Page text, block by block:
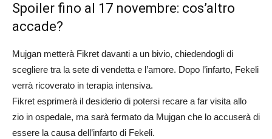
Spoiler fino al 17 novembre: cos’altro
accade?
Mujgan metterà Fikret davanti a un bivio, chiedendogli di
scegliere tra la sete di vendetta e l’amore. Dopo l’infarto, Fekeli
verrà ricoverato in terapia intensiva.
Fikret esprimerà il desiderio di potersi recare a far visita allo
zio in ospedale, ma sarà fermato da Mujgan che lo accuserà di
essere la causa dell’infarto di Fekeli.